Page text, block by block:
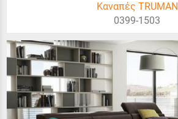
Καναπές TRUMAN
0399-1503